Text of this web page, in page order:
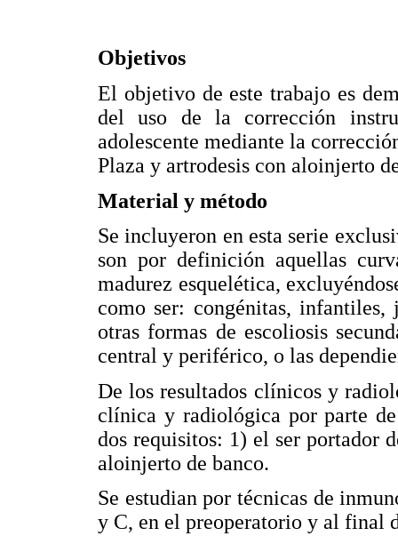
Objetivos
El objetivo de este trabajo es
del uso de la corrección
adolescente mediante la
Plaza y artrodesis con aloinjerto
Material y método
Se incluyeron en esta serie
son por definición aquellas
madurez esquelética,
como ser: congénitas,
otras formas de escoliosis
central y periférico, o las
De los resultados clínicos y
clínica y radiológica por parte
dos requisitos: 1) el ser portador
aloinjerto de banco.
Se estudian por técnicas de
y C, en el preoperatorio y al final